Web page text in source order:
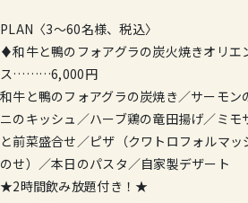
PLAN〈3〜60名様、税込〉
♦和牛と鴨のフォアグラの炭火焼きオリエ
ス………6,000円
和牛と鴨のフォアグラの炭焼き／サーモ
ニのキッシュ／ハーブ鶏の竜田揚げ／ミモ
と前菜盛合せ／ピザ（クワトロフォルマ
のせ）／本日のパスタ／自家製デザート
★2時間飲み放題付き！★